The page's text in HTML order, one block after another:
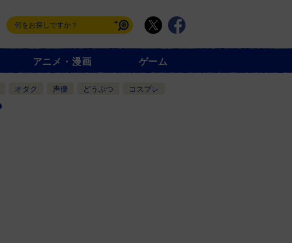
アニメ・漫画 ゲーム
オタク 声優 どうぶつ
コスプレ